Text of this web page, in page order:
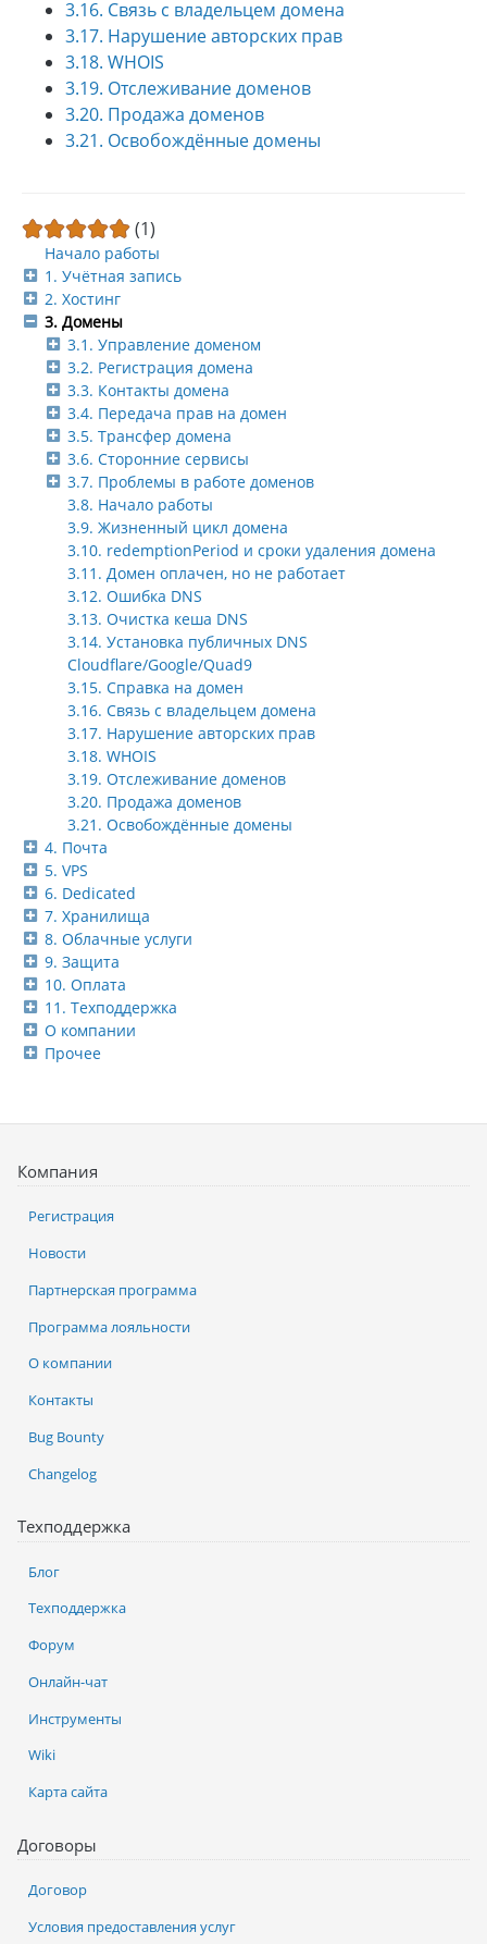
Начало работы
1. Учётная запись
2. Хостинг
3. Домены
3.1. Управление доменом
3.2. Регистрация домена
3.3. Контакты домена
3.4. Передача прав на домен
3.5. Трансфер домена
3.6. Сторонние сервисы
3.7. Проблемы в работе доменов
3.8. Начало работы
3.9. Жизненный цикл домена
3.10. redemptionPeriod и сроки удаления домена
3.11. Домен оплачен, но не работает
3.12. Ошибка DNS
3.13. Очистка кеша DNS
3.14. Установка публичных DNS
Cloudflare/Google/Quad9
3.15. Справка на домен
3.16. Связь с владельцем домена
3.17. Нарушение авторских прав
3.18. WHOIS
3.19. Отслеживание доменов
3.20. Продажа доменов
3.21. Освобождённые домены
4. Почта
5. VPS
6. Dedicated
7. Хранилища
8. Облачные услуги
9. Защита
10. Оплата
11. Техподдержка
О компании
Прочее
3.16. Связь с владельцем домена
3.17. Нарушение авторских прав
3.18. WHOIS
3.19. Отслеживание доменов
3.20. Продажа доменов
3.21. Освобождённые домены
(1)
Компания
Регистрация
Новости
Партнерская программа
Программа лояльности
О компании
Контакты
Bug Bounty
Changelog
Техподдержка
Блог
Техподдержка
Форум
Онлайн-чат
Инструменты
Wiki
Карта сайта
Договоры
Договор
Условия предоставления услуг